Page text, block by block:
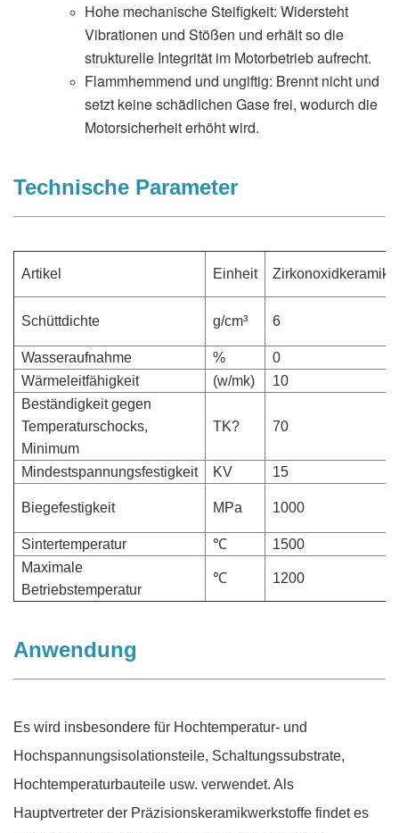
Hohe mechanische Steifigkeit: Widersteht
Vibrationen und Stößen und erhält so die
strukturelle Integrität im Motorbetrieb aufrecht.
Flammhemmend und ungiftig: Brennt nicht und
setzt keine schädlichen Gase frei, wodurch die
Motorsicherheit erhöht wird.
Technische Parameter
Artikel Einheit Zirkonoxidkeramik
Schüttdichte g/cm³ 6
Wasseraufnahme %
0
Wärmeleitfähigkeit
(w/mk)
10
Beständigkeit gegen
Temperaturschocks,
Minimum
TK? 70
Mindestspannungsfestigkeit KV 15
Biegefestigkeit MPa 1000
Sintertemperatur ℃
1500
Maximale
Betriebstemperatur
℃ 1200
Anwendung
Es wird insbesondere für Hochtemperatur- und
Hochspannungsisolationsteile, Schaltungssubstrate,
Hochtemperaturbauteile usw. verwendet. Als
Hauptvertreter der Präzisionskeramikwerkstoffe findet es